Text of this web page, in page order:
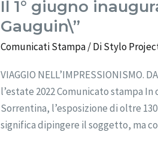
Il 1° giugno
Gauguin\”
Comunicati Stampa/ DiStylo
VIAGGIO
l’estate 2022 Comunicato stampa
Sorrentina, l’esposizione di oltre
significa dipingere il soggetto, ma